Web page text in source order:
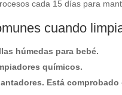
cada 15 días para
cuando
húmedas para bebé.
químicos.
Está